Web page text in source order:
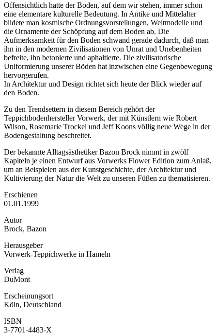
Offensichtlich hatte der Boden, auf dem wir stehen, immer schon
eine elementare kulturelle Bedeutung. In Antike und Mittelalter
bildete man kosmische Ordnungsvorstellungen, Weltmodelle und
die Ornamente der Schöpfung auf dem Boden ab. Die
Aufmerksamkeit für den Boden schwand gerade dadurch, daß man
ihn in den modernen Zivilisationen von Unrat und Unebenheiten
befreite, ihn betonierte und aphaltierte. Die zivilisatorische
Uniformierung unserer Böden hat inzwischen eine Gegenbewegung
hervorgerufen.
In Architektur und Design richtet sich heute der Blick wieder auf
den Boden.
Zu den Trendsettern in diesem Bereich gehört der
Teppichbodenhersteller Vorwerk, der mit Künstlern wie Robert
Wilson, Rosemarie Trockel und Jeff Koons völlig neue Wege in der
Bodengestaltung beschreitet.
Der bekannte Alltagsästhetiker Bazon Brock nimmt in zwölf
Kapiteln je einen Entwurf aus Vorwerks Flower Edition zum Anlaß,
um an Beispielen aus der Kunstgeschichte, der Architektur und
Kultivierung der Natur die Welt zu unseren Füßen zu thematisieren.
Erschienen
01.01.1999
Autor
Brock, Bazon
Herausgeber
Vorwerk-Teppichwerke in Hameln
Verlag
DuMont
Erscheinungsort
Köln, Deutschland
ISBN
3-7701-4483-X